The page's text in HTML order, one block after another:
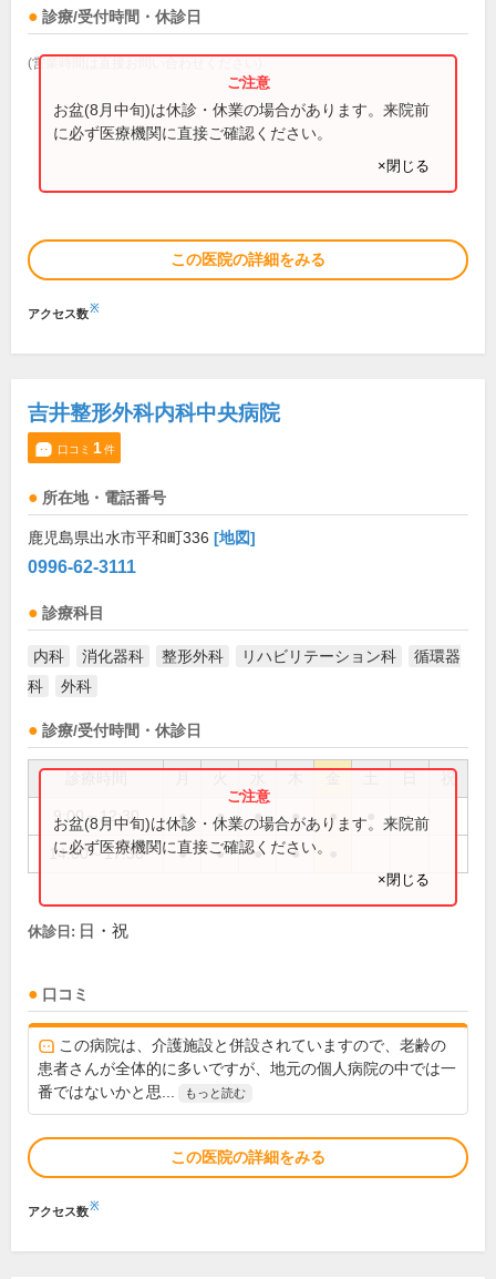
診療/受付時間・休診日
(営業時間は直接お問い合わせください)
お盆(8月中旬)は休診・休業の場合があります。来院前
に必ず医療機関に直接ご確認ください。
×閉じる
この医院の詳細をみる
アクセス数※
吉井整形外科内科中央病院
口コミ 1件
所在地・電話番号
鹿児島県出水市平和町336 [地図]
0996-62-3111
診療科目
内科 消化器科 整形外科 リハビリテーション科
循環器
科
外科
診療/受付時間・休診日
祝
9:00～12:30 ● ● ● ● ●
14:00～17:30 ● ● ● ●
お盆(8月中旬)は休診・休業の場合があります。来院前
に必ず医療機関に直接ご確認ください。
×閉じる
休診日: 日・祝
口コミ
この病院は、介護施設と併設されていますので、老齢の
患者さんが全体的に多いですが、地元の個人病院の中では一
番ではないかと思...
もっと読む
この医院の詳細をみる
アクセス数※